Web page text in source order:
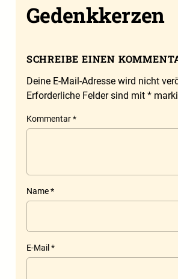
Gedenkkerzen
SCHREIBE EINEN
Deine E-Mail-Adresse wird nicht
Erforderliche Felder sind mit *
Kommentar*
Name*
E-Mail *